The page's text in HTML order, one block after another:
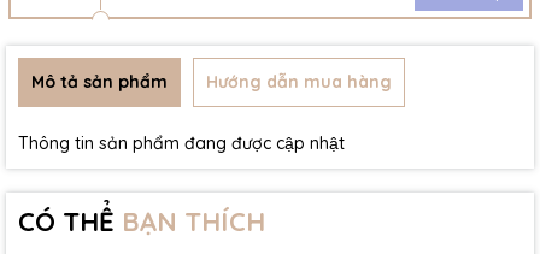
Mô tả sản phẩm Hướng dẫn mua hàng
Thông tin sản phẩm đang được cập nhật
CÓ THỂ BẠN THÍCH